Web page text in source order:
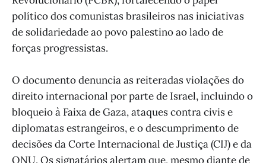
político dos comunistas brasileiros nas iniciativas
de solidariedade ao povo palestino ao lado de
forças progressistas.
O documento denuncia as reiteradas violações do
direito internacional por parte de Israel, incluindo o
bloqueio à Faixa de Gaza, ataques contra civis e
diplomatas estrangeiros, e o descumprimento de
decisões da Corte Internacional de Justiça (CIJ) e da
ONU. Os signatários alertam que, mesmo diante de